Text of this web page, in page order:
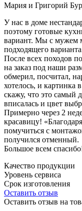
Мария и Григорий
У нас в доме
поэтому готовые
вариант. Мы с мужем
подходящего
После всех походов
на заказ под наши
обмерил, посчитал,
хотелось, и картинка
скажу, что это самый
вписалась и цвет
Примерно через 2
красавицу!
помучиться с
получился отменный.
Большое всем
Качество продукции
Уровень сервиса
Срок изготовления
Оставить отзыв
Оставить отзыв на